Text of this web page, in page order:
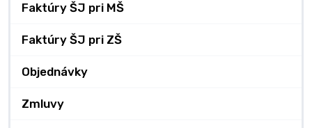
Faktúry ŠJ pri MŠ
Faktúry ŠJ pri ZŠ
Objednávky
Zmluvy